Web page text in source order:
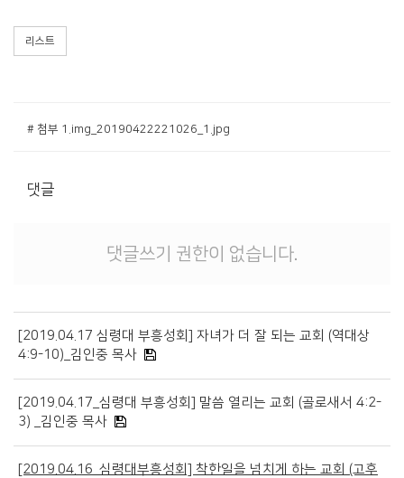
행사사진
언론보도
온라인행정
리스트
# 첨부 1.img_20190422221026_1.jpg
댓글
댓글쓰기 권한이 없습니다.
[2019.04.17 심령대 부흥성회] 자녀가 더 잘 되는 교회 (역대상
4:9-10)_김인중 목사
[2019.04.17_심령대 부흥성회] 말씀 열리는 교회 (골로새서 4:2-
3) _김인중 목사
[2019.04.16_심령대부흥성회] 착한일을 넘치게 하는 교회 (고후